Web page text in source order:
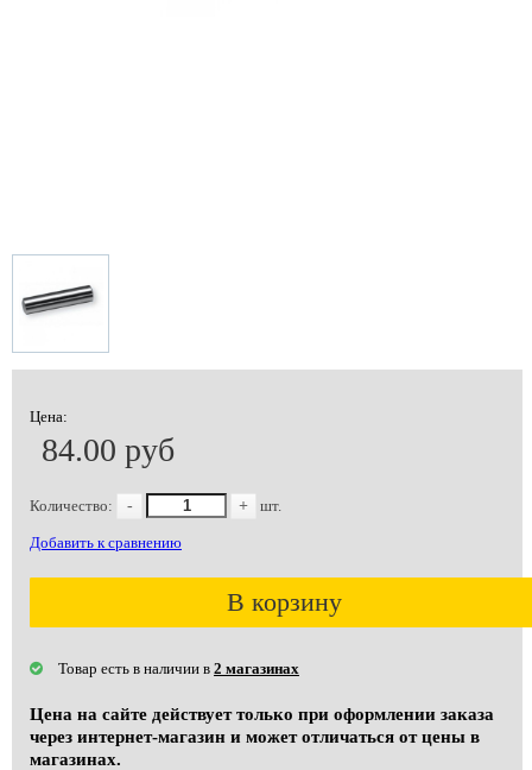
Цена:
84.00 руб
Количество: - + шт.
Добавить к сравнению
В корзину
Товар есть в наличии в 2 магазинах
Цена на сайте действует только при оформлении заказа
через интернет-магазин и может отличаться от цены в
магазинах.